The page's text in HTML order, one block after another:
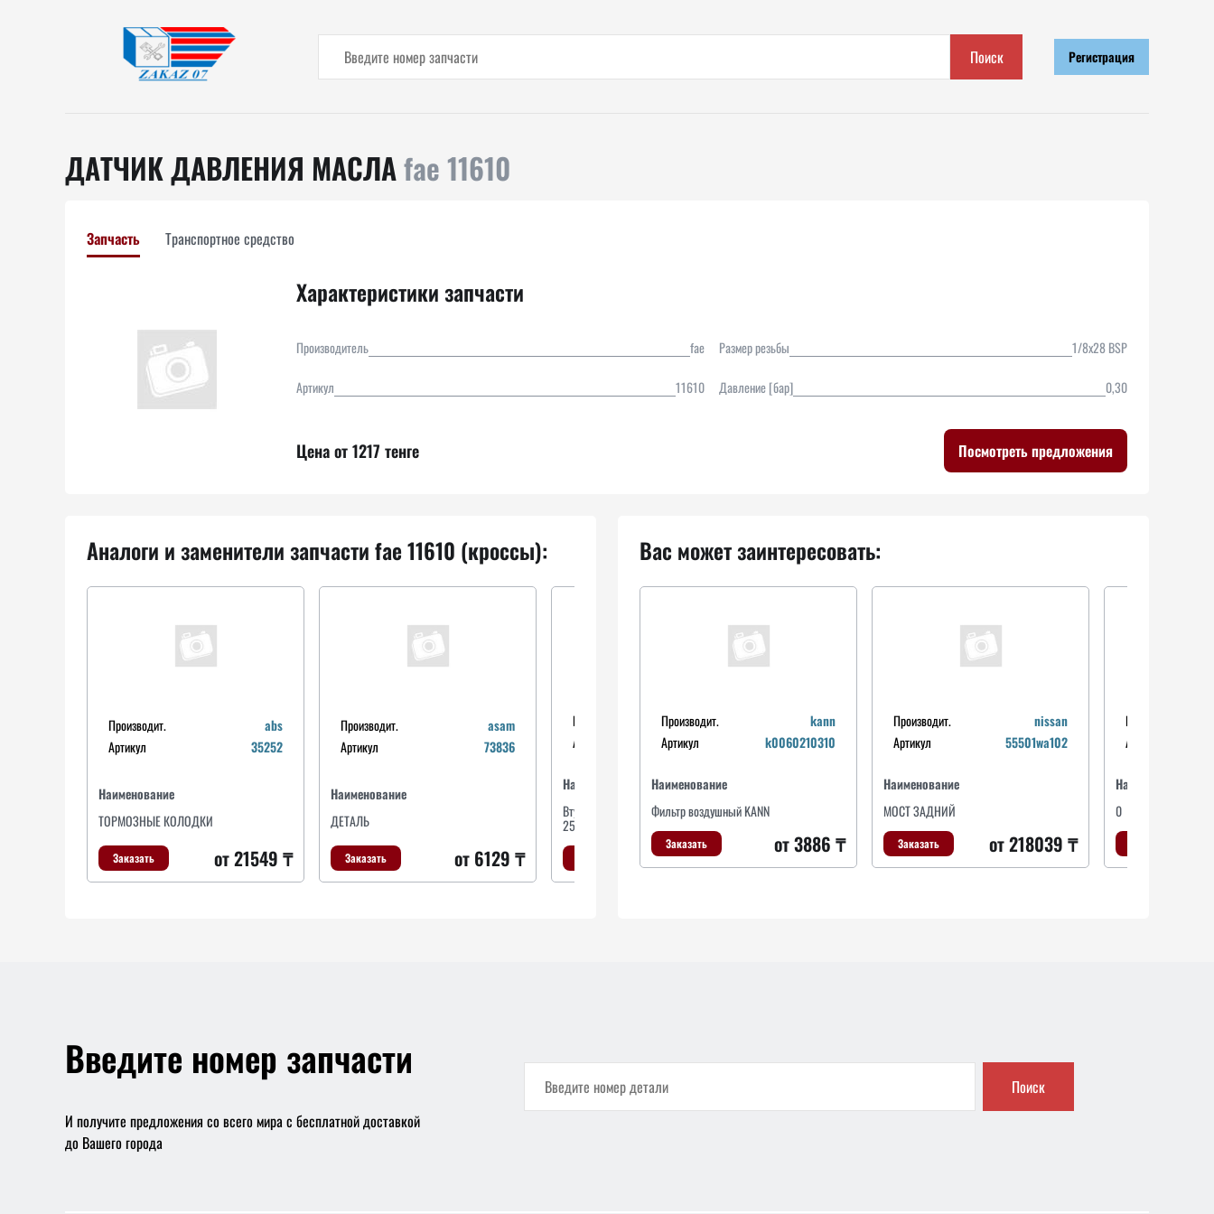
Поиск Регистрация
ДАТЧИК ДАВЛЕНИЯ МАСЛАfae 11610
Запчасть Транспортное средство
Характеристики запчасти
Производитель fae
Артикул 11610
Размер резьбы 1/8x28 BSP
Давление [бар] 0,30
Цена от 1217 тенге Посмотреть предложения
Аналоги и заменители запчасти fae 11610 (кроссы):
Производит.
abs
Артикул
35252
Наименование
ТОРМОЗНЫЕ КОЛОДКИ
Заказать от 21549 ₸
Производит.
asam
Артикул
73836
Наименование
ДЕТAЛЬ
Заказать от 6129 ₸
Производит.
auger
Артикул
Наименование
Втулка, Листовая рессора MERCEDES ?
25x?30x81
от 5337 ₸
Производит.
auger
Артикул
р/к реакт. штанги !(мпр)D85x152xd21
Заказать от 10192 ₸
Производит.
Артикул
ремонтный комплект, рычаг подвески
Заказать
Вас может заинтересовать:
Производит.
kann
Артикул
k0060210310
Наименование
Фильтр воздушный KANN
Заказать от 3886 ₸
Производит.
nissan
Артикул
55501wa102
Наименование
МОСТ ЗАДНИЙ
Заказать от 218039 ₸
Производит.
Артикул
Наименование
0
Введите номер запчасти
И получите предложения со всего мира с бесплатной доставкой
до Вашего города
Поиск